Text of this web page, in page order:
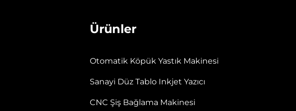
Ürünler
Otomatik Köpük Yastık Makinesi
Sanayi Düz Tablo Inkjet Yazıcı
CNC Şiş Bağlama Makinesi